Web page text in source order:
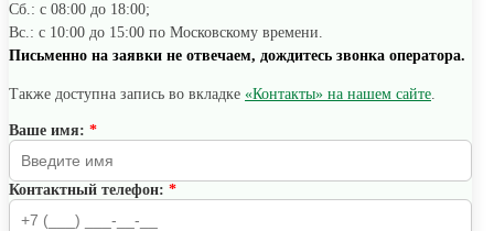
Сб.: с 08:00 до 18:00;
Вс.: с 10:00 до 15:00 по Московскому времени.
Письменно на заявки не отвечаем, дождитесь звонка оператора.
Также доступна запись во вкладке «Контакты» на нашем сайте.
Ваше имя: *
Контактный телефон: *